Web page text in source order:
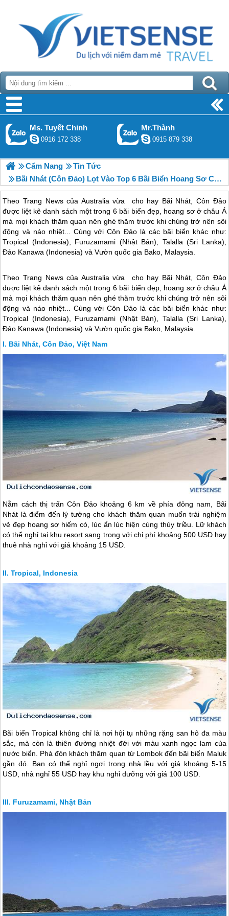
Ms. Tuyết Chinh
0916 172 338
Mr.Thành
0915 879 338
Cẩm Nang
Tin Tức
Bãi Nhát (Côn Đảo) Lọt Vào Top 6 Bãi Biển Hoang Sơ Của Châu Á
Theo Trang News của Australia vừa cho hay Bãi Nhát, Côn Đảo
được liệt kê danh sách một trong 6 bãi biển đẹp, hoang sơ ở châu Á
mà mọi khách thăm quan nên ghé thăm trước khi chúng trở nên sôi
động và náo nhiệt... Cùng với Côn Đảo là các bãi biển khác như:
Tropical (Indonesia), Furuzamami (Nhật Bản), Talalla (Sri Lanka),
Đảo Kanawa (Indonesia) và Vườn quốc gia Bako, Malaysia.
Theo Trang News của Australia vừa cho hay Bãi Nhát, Côn Đảo
được liệt kê danh sách một trong 6 bãi biển đẹp, hoang sơ ở châu Á
mà mọi khách thăm quan nên ghé thăm trước khi chúng trở nên sôi
động và náo nhiệt... Cùng vớiCôn Đảolà các bãi biển khác như:
Tropical (Indonesia), Furuzamami (Nhật Bản), Talalla (Sri Lanka),
Đảo Kanawa (Indonesia) và Vườn quốc gia Bako, Malaysia.
Bãi Nhát, Côn Đảo, Việt Nam
Nằm cách thị trấnCôn Đảokhoảng 6 km về phía đông nam, Bãi
Nhát là điểm đến lý tưởng cho khách thăm quan muốn trải nghiệm
vẻ đẹp hoang sơ hiếm có, lúc ẩn lúc hiện cùng thủy triều. Lữ khách
có thể nghỉ tại khu resort sang trọng với chi phí khoảng 500 USD hay
thuê nhà nghỉ với giá khoảng 15 USD.
Tropical, Indonesia
Bãi biển Tropical không chỉ là nơi hội tụ những rặng san hô đa màu
sắc, mà còn là thiên đường nhiệt đới với màu xanh ngọc lam của
nước biển. Phà đón khách thăm quan từ Lombok đến bãi biển Maluk
gần đó. Bạn có thể nghỉ ngơi trong nhà lều với giá khoảng 5-15
USD, nhà nghỉ 55 USD hay khu nghỉ dưỡng với giá 100 USD.
Furuzamami, Nhật Bản